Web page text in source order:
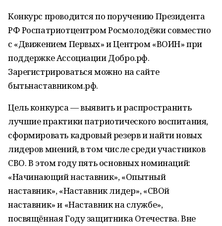
Конкурс проводится по поручению Президента
РФ Роспатриотцентром Росмолодёжи совместно
с «Движением Первых» и Центром «ВОИН» при
поддержке Ассоциации Добро.рф.
Зарегистрироваться можно на сайте
бытьнаставником.рф.
Цель конкурса — выявить и распространить
лучшие практики патриотического воспитания,
сформировать кадровый резерв и найти новых
лидеров мнений, в том числе среди участников
СВО. В этом году пять основных номинаций:
«Начинающий наставник», «Опытный
наставник», «Наставник лидер», «СВОй
наставник» и «Наставник на службе»,
посвящённая Году защитника Отечества. Вне